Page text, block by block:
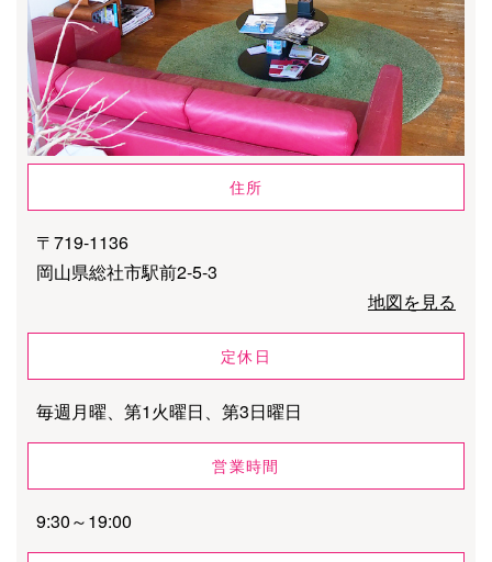
住所
〒719-1136
岡山県総社市駅前2-5-3
地図を見る
定休日
毎週月曜、第1火曜日、第3日曜日
営業時間
9:30～19:00